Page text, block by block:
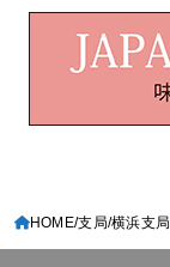
HOME 支局 横浜支局